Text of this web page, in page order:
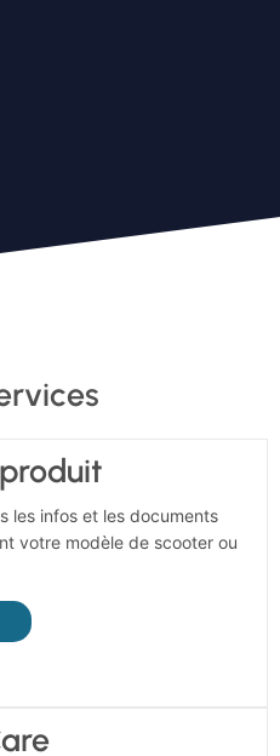
les infos et les documents
votre modèle de scooter ou